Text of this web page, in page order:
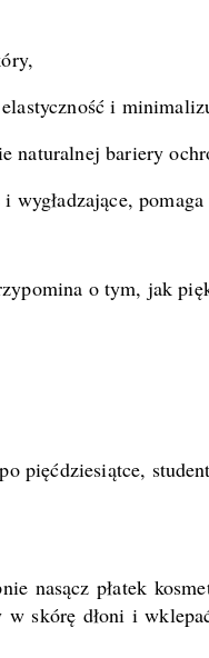
i
naturalnej bariery
wygładzające,
o tym, jak
pięćdziesiątce,
nasącz płatek
skórę dłoni i